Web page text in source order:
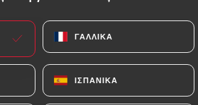
ΓΑΛΛΙΚΆ
ΙΣΠΑΝΙΚΆ
ΓΑΛΛΙΚΆ
ΙΣΠΑΝΙΚΆ